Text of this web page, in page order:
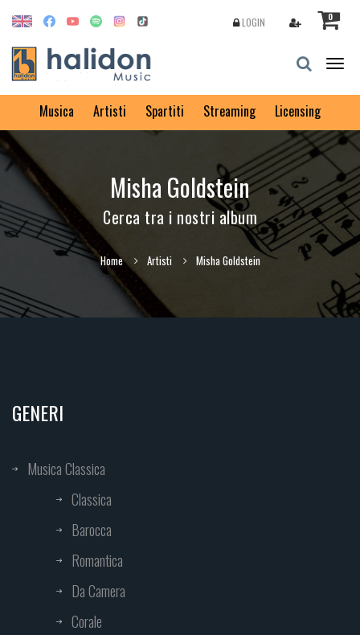
0
LOGIN
Musica Artisti Spartiti Streaming Licensing
Misha Goldstein
Cerca tra i nostri album
Home Artisti Misha Goldstein
GENERI
Musica Classica
Classica
Barocca
Romantica
Da Camera
Corale